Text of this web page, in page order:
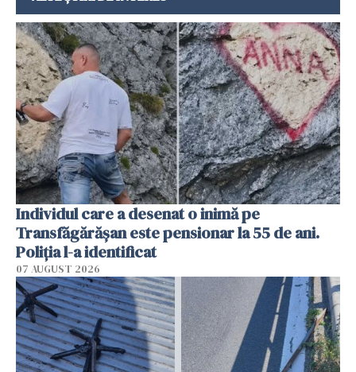
Individul care a desenat o inimă pe
Transfăgărășan este pensionar la 55 de ani.
Poliția l-a identificat
07 AUGUST 2026